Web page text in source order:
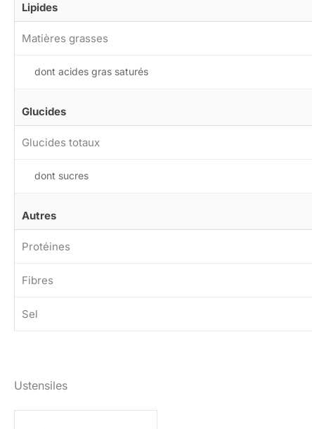
Lipides
Matières grasses
dont acides gras saturés
Glucides
Glucides totaux
dont sucres
Autres
Protéines
Fibres
Sel
Ustensiles